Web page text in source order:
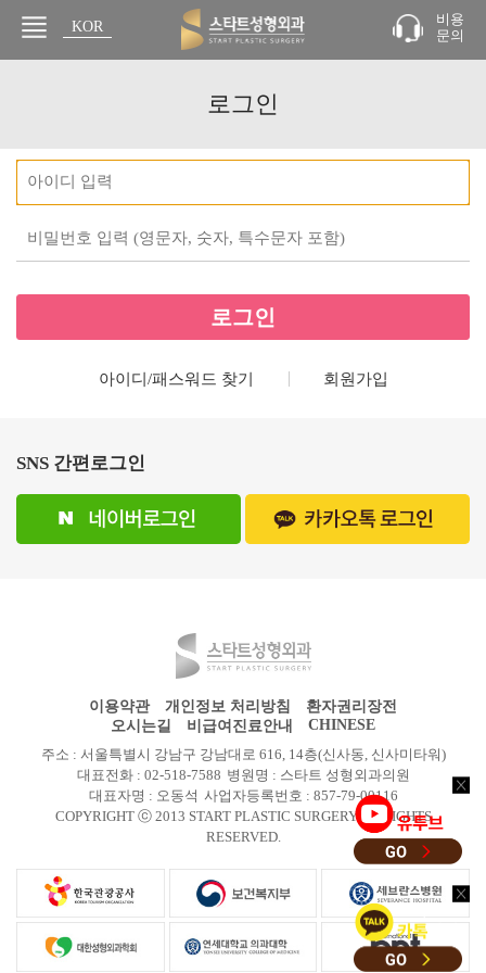
KOR
JPN
비용
문의
로그인
아이디/패스워드 찾기 회원가입
SNS 간편로그인
이용약관 개인정보 처리방침
환자권리장전
오시는길
비급여진료안내
CHINESE
주소 : 서울특별시 강남구 강남대로 616, 14층(신사동, 신사미타워)
대표전화 : 02-518-7588 병원명 : 스타트 성형외과의원
대표자명 : 오동석 사업자등록번호 : 857-79-00116
COPYRIGHT ⓒ 2013 START PLASTIC SURGERY All RIGHTS
RESERVED.